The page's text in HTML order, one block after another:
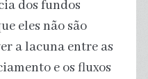
dos fundos
eles não são
a lacuna entre as
e os fluxos